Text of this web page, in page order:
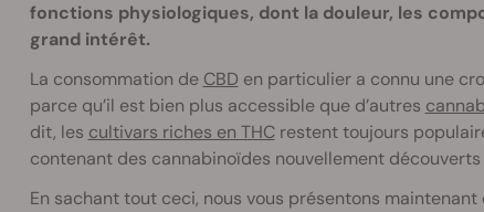
fonctions physiologiques, dont la douleur, les
grand intérêt.
La consommation de CBD en particulier a connu une
parce qu’il est bien plus accessible que d’autres
dit, les cultivars riches en THCrestent toujours
contenant des cannabinoïdes nouvellement
En sachant tout ceci, nous vous présentons